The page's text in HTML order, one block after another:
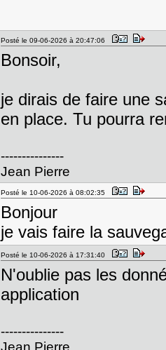
Posté le 09-06-2026 à 20:47:06
Bonsoir,
je dirais de faire une
en place. Tu pourra
---------------
Jean Pierre
Posté le 10-06-2026 à 08:02:35
Bonjour
je vais faire la
Posté le 10-06-2026 à 17:31:40
N'oublie pas les
application
---------------
Jean Pierre